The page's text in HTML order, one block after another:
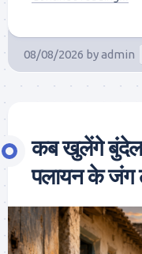
08/08/2026 byadmin
कब खुलेंगे
पलायन के जंग